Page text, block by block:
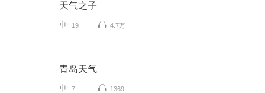
天气之子
19 4.7万
青岛天气
7 1369